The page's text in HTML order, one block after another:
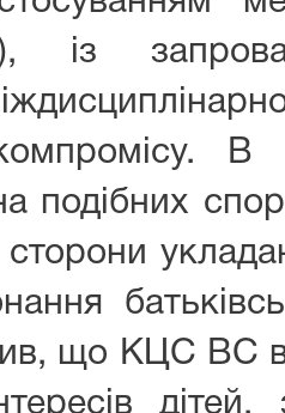
із
В
подібних
що КЦС ВС